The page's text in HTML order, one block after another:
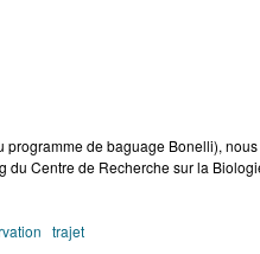
de baguage Bonelli),
du Centre de Recherche sur la
trajet